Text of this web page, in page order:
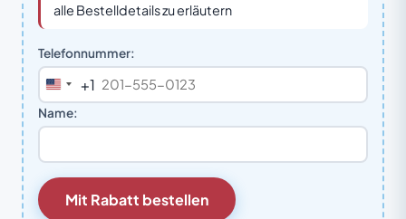
alle Bestelldetails zu erläutern
Telefonnummer:
United
States
+1
Name:
Mit Rabatt bestellen